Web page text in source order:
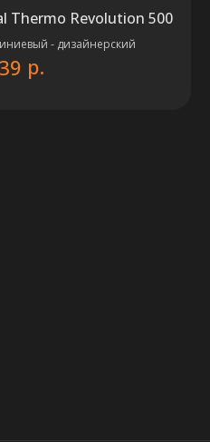
Thermo Revolution 500
- дизайнерский
р.